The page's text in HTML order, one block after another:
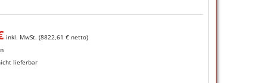
inkl. MwSt. (8822,61 € netto)
lieferbar